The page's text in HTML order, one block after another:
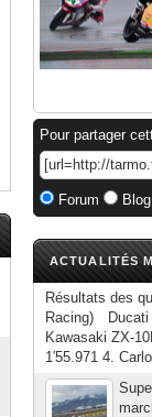
Pour partager
Forum
ACTUALITÉS
Résultats des
Racing)
Kawasaki ZX-
1′55.971 4.